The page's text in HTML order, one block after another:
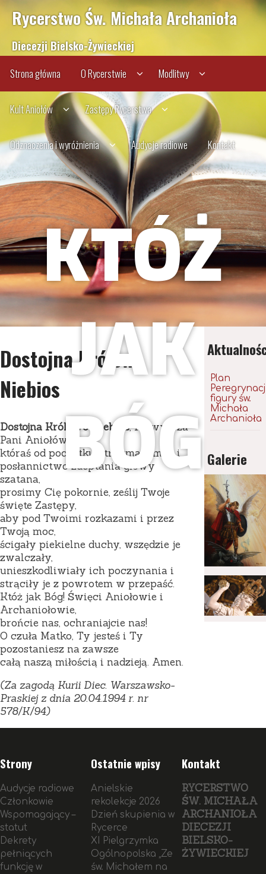
Rycerstwo Św. Michała Archanioła
Diecezji Bielsko-Żywieckiej
Strona główna O Rycerstwie Modlitwy
Kult Aniołów Zastępy Rycerstwa
Odznaczenia i wyróżnienia Audycje radiowe Kontakt
KTÓŻ
JAK
BÓG
Dostojna Królowo
Niebios
Dostojna Królowo Niebios, Najwyższa
Pani Aniołów,
któraś od początku otrzymała moc i
posłannictwo zdeptania głowy
szatana,
prosimy Cię pokornie, ześlij Twoje
święte Zastępy,
aby pod Twoimi rozkazami i przez
Twoją moc,
ścigały piekielne duchy, wszędzie je
zwalczały,
unieszkodliwiały ich poczynania i
strąciły je z powrotem w przepaść.
Któż jak Bóg! Święci Aniołowie i
Archaniołowie,
brońcie nas, ochraniajcie nas!
O czuła Matko, Ty jesteś i Ty
pozostaniesz na zawsze
całą naszą miłością i nadzieją. Amen.
(Za zagodą Kurii Diec. Warszawsko-
Praskiej z dnia 20.04.1994 r. nr
578/K/94)
Plan
figury św.
Michała
Archanioła
Galerie
Strony
Audycje radiowe
Członkowie
Wspomagający –
statut
Dekrety
pełniących
funkcję w
Ostatnie wpisy
Anielskie
rekolekcje 2026
Dzień skupienia w
Rycerce
XI Pielgrzymka
Ogólnopolska „Ze
św. Michałem na
Kontakt
RYCERSTWO
ŚW. MICHAŁA
ARCHANIOŁA
DIECEZJI
BIELSKO-
ŻYWIECKIEJ